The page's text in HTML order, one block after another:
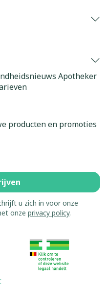
Apotheker
producten en promoties
u zich in voor onze
onze privacy policy.